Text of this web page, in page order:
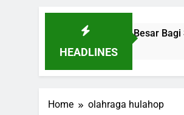
HEADLINES
Kecil Dengan Peran Besar Bagi
Home olahraga hulahop